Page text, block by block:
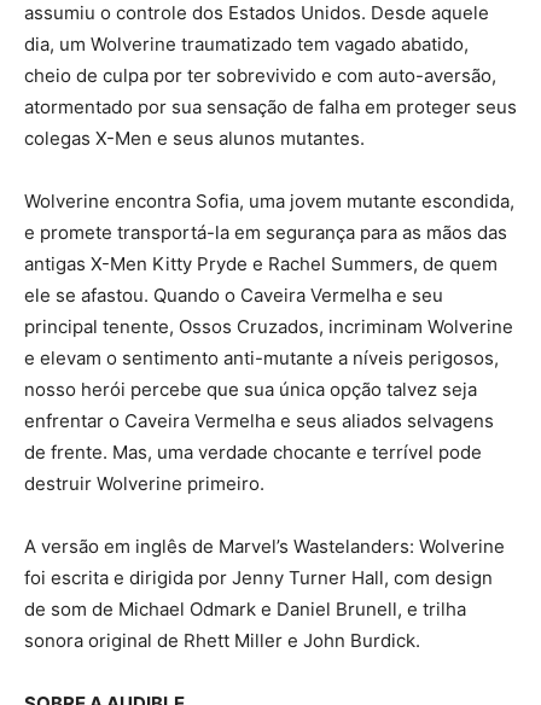
assumiu o controle dos Estados Unidos. Desde aquele
dia, um Wolverine traumatizado tem vagado abatido,
cheio de culpa por ter sobrevivido e com auto-aversão,
atormentado por sua sensação de falha em proteger seus
colegas X-Men e seus alunos mutantes.
Wolverine encontra Sofia, uma jovem mutante escondida,
e promete transportá-la em segurança para as mãos das
antigas X-Men Kitty Pryde e Rachel Summers, de quem
ele se afastou. Quando o Caveira Vermelha e seu
principal tenente, Ossos Cruzados, incriminam Wolverine
e elevam o sentimento anti-mutante a níveis perigosos,
nosso herói percebe que sua única opção talvez seja
enfrentar o Caveira Vermelha e seus aliados selvagens
de frente. Mas, uma verdade chocante e terrível pode
destruir Wolverine primeiro.
A versão em inglês de Marvel’s Wastelanders: Wolverine
foi escrita e dirigida por Jenny Turner Hall, com design
de som de Michael Odmark e Daniel Brunell, e trilha
sonora original de Rhett Miller e John Burdick.